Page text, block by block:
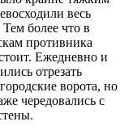
весь
более что в
противника
Ежедневно и
отрезать
ворота, но
чередовались с